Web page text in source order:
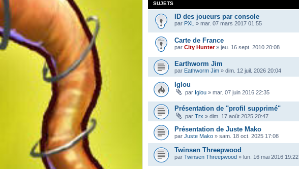
SUJETS
ID des joueurs par console
par PXL » mar. 07 mars 2017 01:55
Carte de France
par City Hunter» jeu. 16 sept. 2010 20:08
Earthworm Jim
par Eathworm Jim » dim. 12 juil. 2026 20:04
Iglou
par Iglou » mar. 07 juin 2016 22:35
Présentation de "profil supprimé"
par Trx » dim. 17 août 2025 20:47
Présentation de Juste Mako
par Juste Mako » sam. 18 oct. 2025 17:08
Twinsen Threepwood
par Twinsen Threepwood » lun. 16 mai 2016 19:22